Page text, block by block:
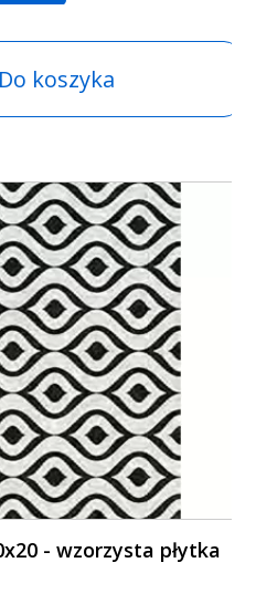
Do koszyka
- wzorzysta płytka